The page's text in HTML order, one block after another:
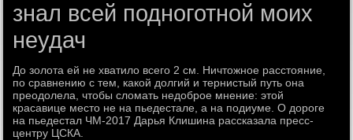
знал всей подноготной моих
неудач
До золота ей не хватило всего 2 см. Ничтожное расстояние,
по сравнению с тем, какой долгий и тернистый путь она
преодолела, чтобы сломать недоброе мнение: этой
красавице место не на пьедестале, а на подиуме. О дороге
на пьедестал ЧМ-2017 Дарья Клишина рассказала пресс-
центру ЦСКА.